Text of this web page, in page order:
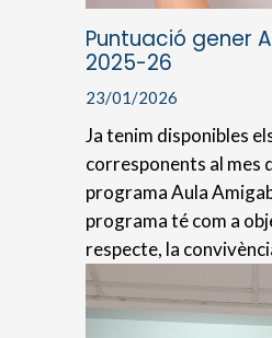
Puntuació gener
2025-26
23/01/2026
Ja tenim disponibles
corresponents al mes
programa Aula
programa té com a
respecte, la